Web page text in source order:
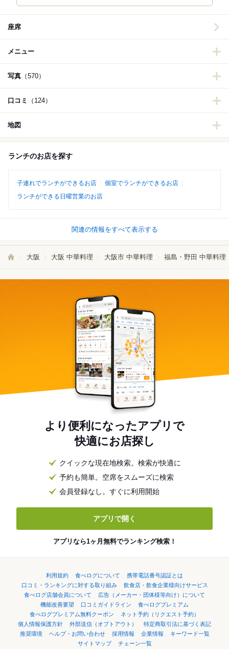
座席
メニュー
写真 （570）
口コミ （124）
地図
ランチのお店を探す
子連れでランチができるお店
個室でランチができるお店
ランチができる日曜営業のお店
関連の情報をすべて表示する
大阪 大阪 中華料理 大阪市 中華料理 福島・野田 中華料理
より便利になったアプリで
快適にお店探し
クイックな現在地検索。検索が快適に
予約も簡単。空席をスムーズに検索
会員登録なし。すぐに利用開始
アプリで開く
アプリなら1ヶ月無料でランキング検索！
利用規約 食べログについて
携帯電話番号認証とは
口コミ・ランキングに対する取り組み
飲食店・飲食企業様向けサービス
食べログ店舗会員について
広告（メーカー・団体様等向け）について
機能改善要望
口コミガイドライン
食べログプレミアム
食べログプレミアム無料クーポン
ネット予約（リクエスト予約）
個人情報保護方針
外部送信（オプトアウト）
特定商取引法に基づく表記
推奨環境
ヘルプ・お問い合わせ 採用情報 企業情報
キーワード一覧
サイトマップ
チェーン一覧